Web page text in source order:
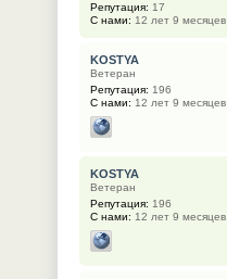
Репутация: 17
С нами: 12 лет 9 месяцев
KOSTYA
Ветеран
Репутация: 196
С нами: 12 лет 9 месяцев
KOSTYA
Ветеран
Репутация: 196
С нами: 12 лет 9 месяцев